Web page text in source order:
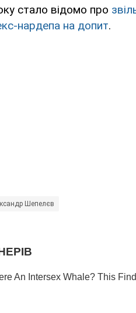
стало відомо про
нардепа на допит.
Шепелєв